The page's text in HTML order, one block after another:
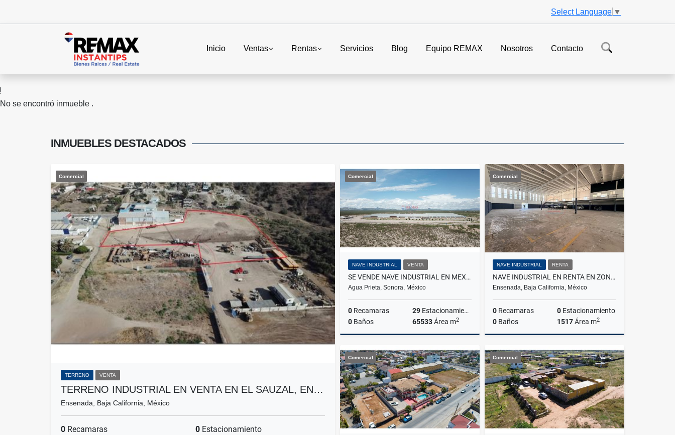
Select Language ▼
Inicio Ventas Rentas Servicios Blog Equipo REMAX Nosotros Contacto
No se encontró inmueble .
INMUEBLES DESTACADOS
Comercial
TERRENO VENTA
TERRENO INDUSTRIAL EN VENTA EN EL SAUZAL, EN…
Ensenada, Baja California, México
0 Recamaras 0 Estacionamiento
Comercial
NAVE INDUSTRIAL VENTA
SE VENDE NAVE INDUSTRIAL EN MEXICO FRONTERA CON EUA
Agua Prieta, Sonora, México
0 Recamaras 29 Estacionamiento
0 Baños 65533Área m2
Venta
US$21,000,000
Comercial
NAVE INDUSTRIAL RENTA
NAVE INDUSTRIAL EN RENTA EN ZONA CHAPULTEPEC II
Ensenada, Baja California, México
0 Recamaras 0 Estacionamiento
0 Baños 1517Área m2
Renta
US$8,900
Comercial Comercial